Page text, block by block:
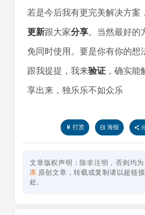
若是今后我有更完美解决方案
更新跟大家分享。当然最好的
免同时使用。要是你有你的想
跟我提提，我来验证 ，确实能
享出来，独乐乐不如众乐
打赏 海报
文章版权声明：除非注明，否则均为
库 原创文章，转载或复制请以超链
处。